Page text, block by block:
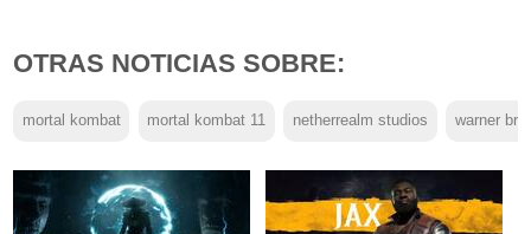
OTRAS NOTICIAS SOBRE:
mortal kombat mortal kombat 11 netherrealm studios warner